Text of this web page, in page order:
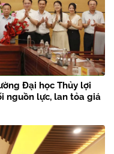
Đại học Thủy lợi
nguồn lực, lan tỏa giá